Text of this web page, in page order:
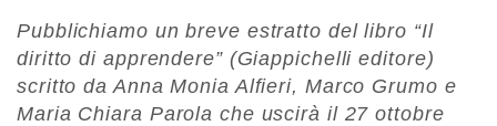
Pubblichiamo un breve estratto del libro “Il
diritto di apprendere” (Giappichelli editore)
scritto da Anna Monia Alfieri, Marco Grumo e
Maria Chiara Parola che uscirà il 27 ottobre